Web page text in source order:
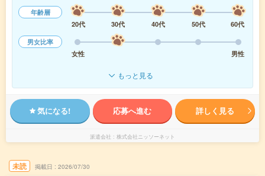
年齢層
20代
30代 40代 50代
60代
男女比率
女性
男性
もっと見る
気になる! 応募へ進む 詳しく見る
派遣会社 株式会社ニッソーネット
未読 掲載日 2026/07/30